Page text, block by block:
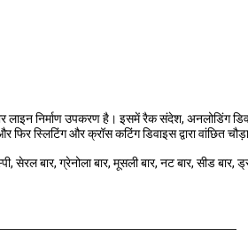
लाइन निर्माण उपकरण है। इसमें रैक संदेश, अनलोडिंग
स्लिटिंग और क्रॉस कटिंग डिवाइस द्वारा वांछित
सेरल बार, ग्रेनोला बार, मूसली बार, नट बार, सीड